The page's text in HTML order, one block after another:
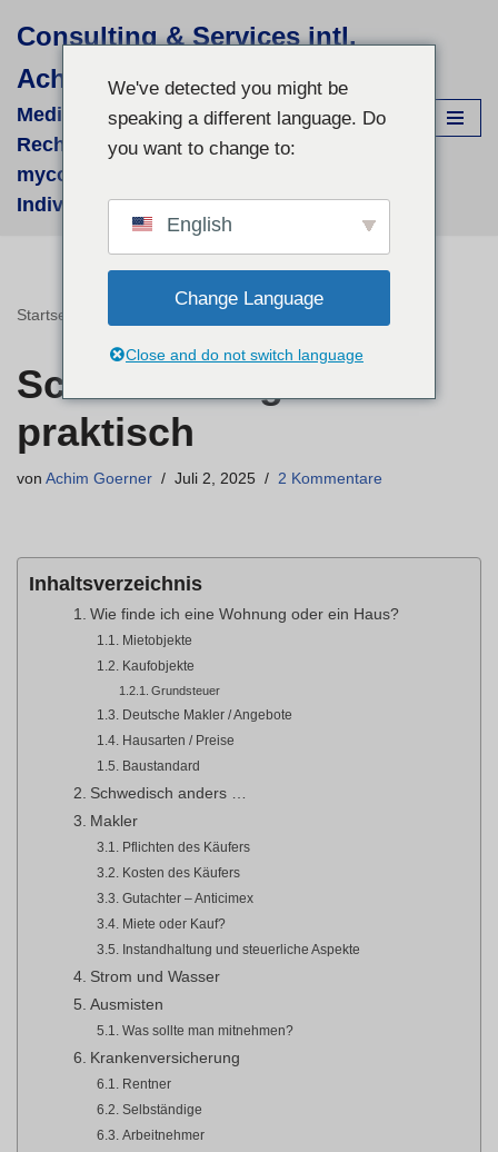
Inhalt
springen
Consulting & Services intl.
Achim Görner
Medizinisch-wissenschaftliche
Recherchen für supportive phyto- &
mycologische Therapien - fallbezogene
Individual-Recherchen und Beratung
Startseite Schweden – ganz praktisch
Schweden – ganz
praktisch
von Achim Goerner Juli 2, 2025 2 Kommentare
Inhaltsverzeichnis
Wie finde ich eine Wohnung oder ein Haus?
Mietobjekte
Kaufobjekte
Grundsteuer
Deutsche Makler / Angebote
Hausarten / Preise
Baustandard
Schwedisch anders …
Makler
Pflichten des Käufers
Kosten des Käufers
Gutachter – Anticimex
Miete oder Kauf?
Instandhaltung und steuerliche Aspekte
Strom und Wasser
Ausmisten
Was sollte man mitnehmen?
Krankenversicherung
Rentner
Selbständige
Arbeitnehmer
We've detected you might be
speaking a different language. Do
you want to change to:
English
Change Language
Close and do not switch language